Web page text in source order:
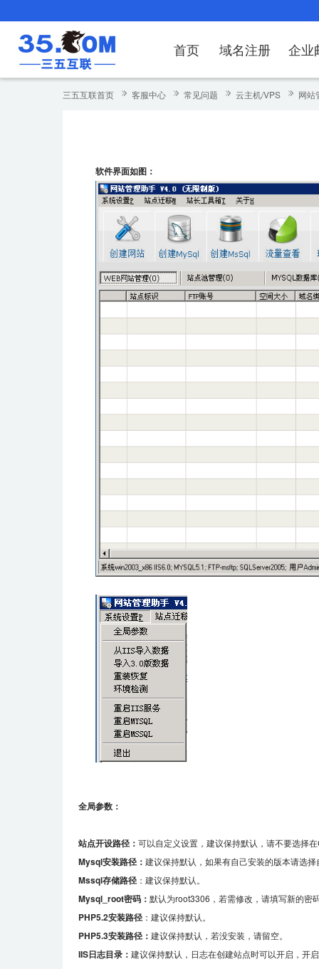
首页 域名注册
近期促销
Whois查询
域名转入
SSL证书
企业
企业数字化解
企业邮箱常见
定制及品牌建站
谷易搜
Google优化&
独享型
外贸型
数据库产品
虚
AI
高级版
IPV6转换服务
人脉云名片
企业数字化解
GeoTrust
TrustAsia
三五互联首页 客服中心 常见问题 云主机/VPS 网站
软件界面如图：
全局参数：
站点开设路径： 可以自定义设置，建议保持默认，请不要选择
Mysql安装路径： 建议保持默认，如果有自己安装的版本请选
Mssql存储路径 ：建议保持默认。
Mysql_root密码： 默认为root3306，若需修改，请填写新的密
PHP5.2安装路径 ：建议保持默认。
PHP5.3安装路径： 建议保持默认，若没安装，请留空。
IIS日志目录： 建议保持默认，日志在创建站点时可以开启，开